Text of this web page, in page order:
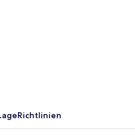
Richtlinien